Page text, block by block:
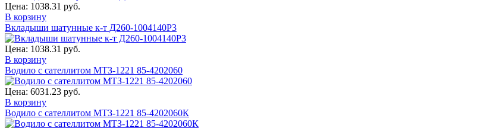
Цена: 1038.31 руб.
В корзину
Вкладыши шатунные к-т Д260-1004140Р3
Цена: 1038.31 руб.
В корзину
Водило с сателлитом МТЗ-1221 85-4202060
Цена: 6031.23 руб.
В корзину
Водило с сателлитом МТЗ-1221 85-4202060К